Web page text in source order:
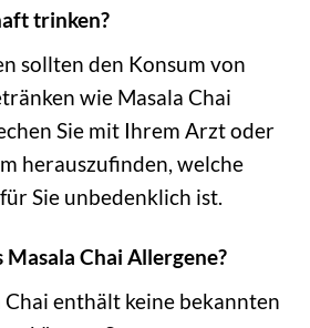
trinken?
sollten den Konsum von
wie Masala Chai
Sie mit Ihrem Arzt oder
herauszufinden, welche
Sie unbedenklich ist.
Chai Allergene?
Chai enthält keine bekannten